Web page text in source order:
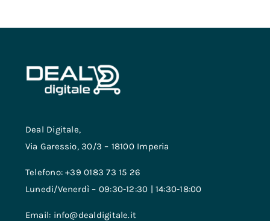
Deal Digitale,
Via Garessio, 30/3 – 18100 Imperia
Telefono: +39 0183 73 15 26
Lunedi/Venerdì – 09:30-12:30 | 14:30-18:00
Email: info@dealdigitale.it